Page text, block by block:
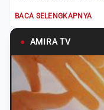
BACA SELENGKAPNYA
● AMIRA TV